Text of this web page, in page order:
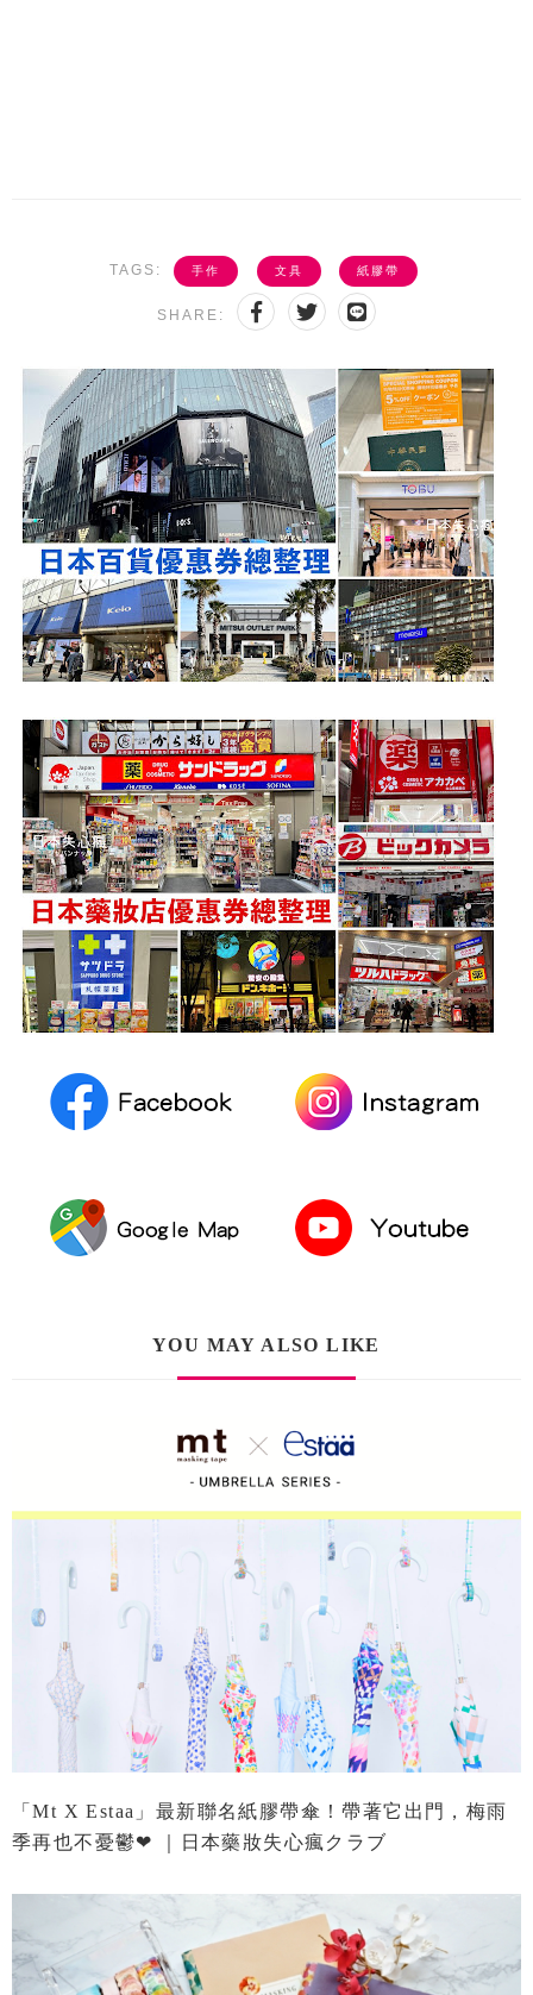
TAGS: 手作 文具 紙膠帶
SHARE:
YOU MAY ALSO LIKE
「mt X Estaa」最新聯名紙膠帶傘！帶著它出門，梅雨
季再也不憂鬱❤ ｜日本藥妝失心瘋クラブ